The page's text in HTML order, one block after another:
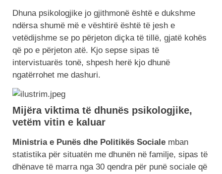
Dhuna psikologjike jo gjithmonë është e dukshme
ndërsa shumë më e vështirë është të jesh e
vetëdijshme se po përjeton diçka të tillë, gjatë kohës
që po e përjeton atë. Kjo sepse sipas të
intervistuarës tonë, shpesh herë kjo dhunë
ngatërrohet me dashuri.
Mijëra viktima të dhunës psikologjike,
vetëm vitin e kaluar
Ministria e Punës dhe Politikës Sociale mban
statistika për situatën me dhunën në familje, sipas të
dhënave të marra nga 30 qendra për punë sociale që